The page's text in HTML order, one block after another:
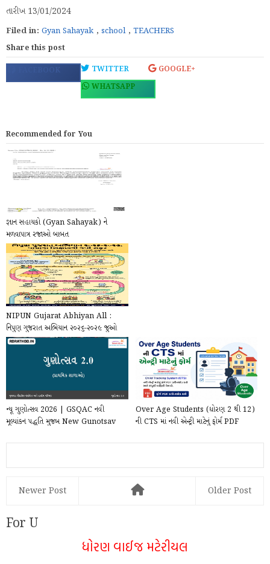
તારીખ 13/01/2024
Filed in: Gyan Sahayak , school, TEACHERS
Share this post
FACEBOOK TWITTER
GOOGLE+
WHATSAPP
Recommended for You
જ્ઞાન સહાયકો (Gyan Sahayak) ને
મળવાપાત્ર રજાઓ બાબત
NIPUN Gujarat Abhiyan All :
નિપુણ ગુજરાત અભિયાન ૨૦૨૬-૨૦૨૯ જુઓ
સંપૂર્ણ મટીરીયલ્સ ...
ન્યૂ ગુણોત્સવ 2026 | GSQAC નવી
મૂલ્યાંકન પદ્ધતિ મુજબ New Gunotsav
Over Age Students (ધોરણ 2 થી 12)
ની CTS માં નવી એન્ટ્રી માટેનું ફોર્મ PDF
Newer Post Older Post
For U
ધોરણ વાઈજ મટેરીયલ